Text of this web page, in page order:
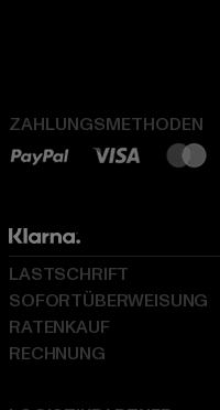
ZAHLUNGSMETHODEN
LASTSCHRIFT
SOFORTÜBERWEISUNG
RATENKAUF
RECHNUNG